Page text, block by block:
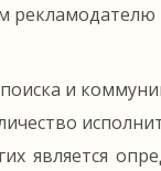
рекламодателю
и
является